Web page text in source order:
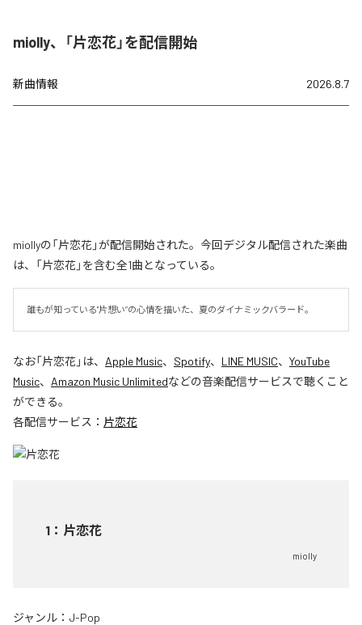
miolly、「片恋花」を配信開始
新曲情報 2026.8.7
miollyの「片恋花」が配信開始された。今回デジタル配信された楽曲
は、「片恋花」を含む全1曲となっている。
誰もが知っている"片想い”の心情を描いた、夏のダイナミックバラード。
なお「片恋花」は、 Apple Music、 Spotify、 LINE MUSIC、 YouTube
Music、 Amazon Music Unlimitedなどの音楽配信サービスで聴くこと
ができる。
各配信サービス： 片恋花
1 ： 片恋花
miolly
ジャンル： J-Pop